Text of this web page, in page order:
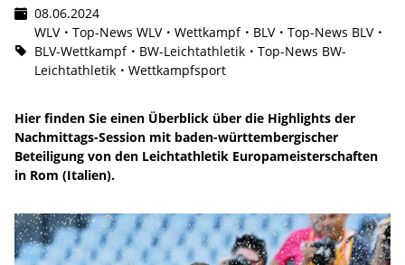
08.06.2024
WLV
Top-News WLV Wettkampf BLV
Top-News BLV
BLV-Wettkampf
BW-Leichtathletik
Top-News BW-
Leichtathletik
Wettkampfsport
Hier finden Sie einen Überblick über die Highlights der
Nachmittags-Session mit baden-württembergischer
Beteiligung von den Leichtathletik Europameisterschaften
in Rom (Italien).